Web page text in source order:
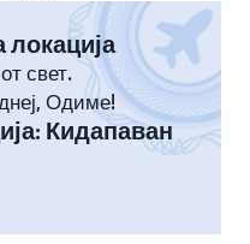
локација
свет.
Одиме!
: Кидапаван